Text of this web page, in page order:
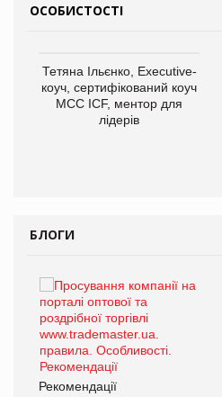
ОСОБИСТОСТІ
Тетяна Ільєнко, Executive-
коуч, сертифікований коуч
МСС ICF, ментор для
лідерів
БЛОГИ
Рекомендації